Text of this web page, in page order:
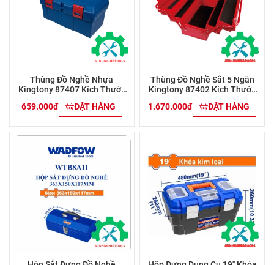
Thùng Đồ Nghề Nhựa
Kingtony 87407 Kích Thước
445x240x206mm
659.000đ ĐẶT HÀNG
Thùng Đồ Nghề Sắt 5 Ngăn
Kingtony 87402 Kích Thước
470x220x260mm
1.670.000đ ĐẶT HÀNG